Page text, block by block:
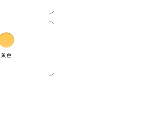
黄色